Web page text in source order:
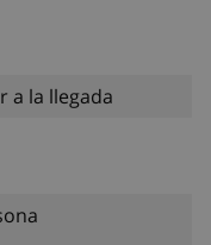
a la llegada